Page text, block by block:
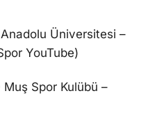
Üniversitesi –
YouTube)
Spor Kulübü –